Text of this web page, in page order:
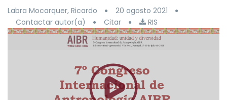
Labra Mocarquer, Ricardo
20 agosto 2021
Contactar autor(a)
Citar RIS